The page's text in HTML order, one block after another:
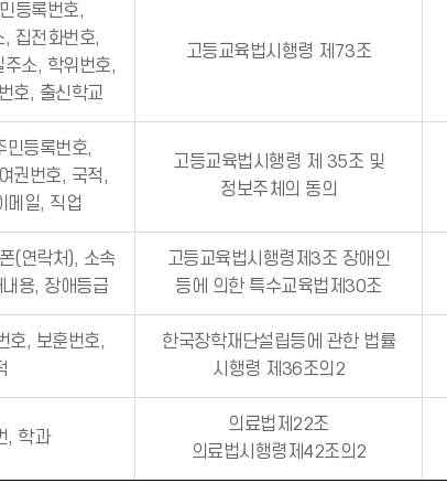
등록번호,
집전화번호,
소, 학위번호,
호, 출신학교
고등교육법시행령 제73조
민등록번호,
권번호, 국적,
메일, 직업
고등교육법시행령 제 35조 및
정보주체의 동의
(연락처), 소속
용, 장애등급
고등교육법시행령제3조 장애인
등에 의한 특수교육법제30조
호, 보훈번호,
한국장학재단설립등에 관한 법률
시행령 제36조의2
, 학과
의료법제22조
의료법시행령제42조의2